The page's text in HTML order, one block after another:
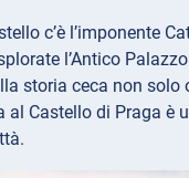
c’è l’imponente
l’Antico
storia ceca non
Castello di Praga è